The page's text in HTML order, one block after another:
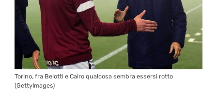
Torino, fra Belotti e Cairo qualcosa sembra essersi rotto
(GettyImages)